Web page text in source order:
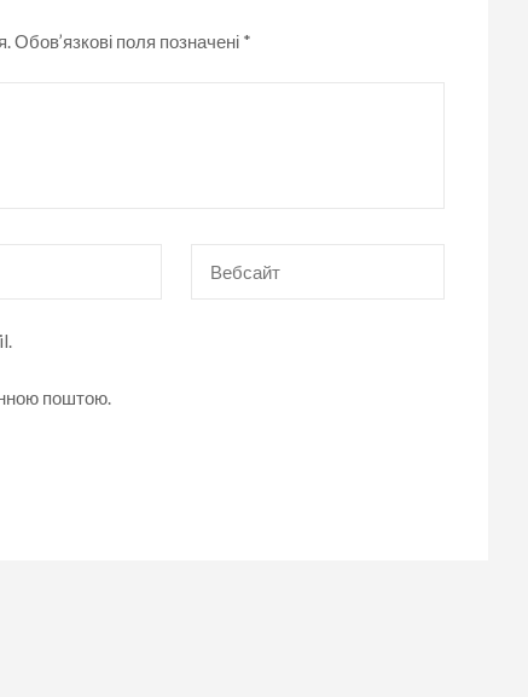
Обов’язкові поля позначені *
поштою.